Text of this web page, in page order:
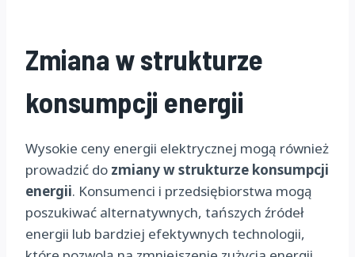
Zmiana w strukturze
konsumpcji energii
Wysokie ceny energii elektrycznej mogą również
prowadzić do zmiany w strukturze konsumpcji
energii. Konsumenci i przedsiębiorstwa mogą
poszukiwać alternatywnych, tańszych źródeł
energii lub bardziej efektywnych technologii,